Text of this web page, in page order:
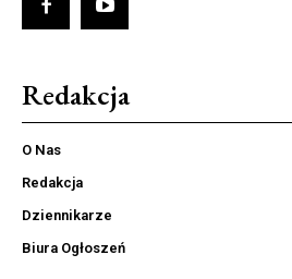
Redakcja
O Nas
Redakcja
Dziennikarze
Biura Ogłoszeń